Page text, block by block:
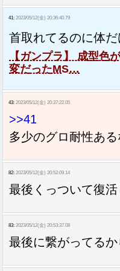
41: 2023/05/12(金) 20:36:40.79
首取れてるのに体
【ガンプラ】 成型色
変だったMS…
43: 2023/05/12(金) 20:37:22.05
>>41
多少のグロ耐性あ
82: 2023/05/12(金) 20:52:09.14
最後くっついて復
83: 2023/05/12(金) 20:53:37.08
最後に繋がってる